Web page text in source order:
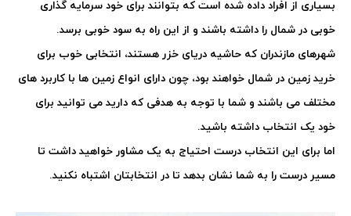
بسیاری از افراد داده شده است که بتوانند برای خود سرمایه گذاری
خوبی در شمال را داشته باشند و از این راه به سود خوبی برسد.
شهرهای مازندران که حاشیه دریای خزر هستند، انتخابی خوب برای
خرید زمین در شمال خواهند بود، چون دارای انواع زمین ها با کاربرد های
مختلف می باشند و شما با توجه به هدفی که دارید می توانید برای
خود یک انتخاب داشته باشید.
اما برای این انتخاب درست احتیاج به یک مشاور خواهید داشت تا
مسیر درست را به شما نشان بدهد تا در انتخابتان اشتباه نکنید.